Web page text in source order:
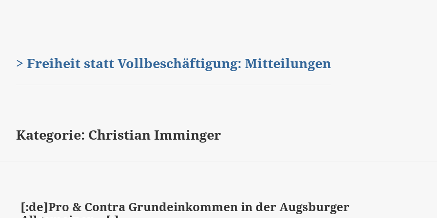
> Freiheit statt Vollbeschäftigung: Mitteilungen
Kategorie: Christian Imminger
[:de]Pro & Contra Grundeinkommen in der Augsburger